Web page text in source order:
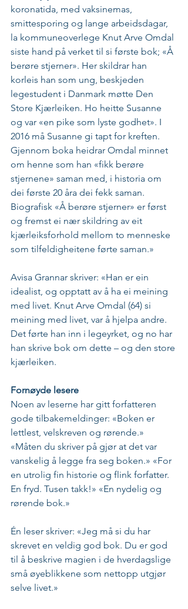
koronatida, med vaksinemas,
smittesporing og lange arbeidsdagar,
la kommuneoverlege Knut Arve Omdal
siste hand på verket til si første bok; «Å
berøre stjerner». Her skildrar han
korleis han som ung, beskjeden
legestudent i Danmark møtte Den
Store Kjærleiken. Ho heitte Susanne
og var «en pike som lyste godhet». I
2016 må Susanne gi tapt for kreften.
Gjennom boka heidrar Omdal minnet
om henne som han «fikk berøre
stjernene» saman med, i historia om
dei første 20 åra dei fekk saman.
Biografisk «Å berøre stjerner» er først
og fremst ei nær skildring av eit
kjærleiksforhold mellom to menneske
som tilfeldigheitene førte saman.»
Avisa Grannar skriver: «Han er ein
idealist, og opptatt av å ha ei meining
med livet. Knut Arve Omdal (64) si
meining med livet, var å hjelpa andre.
Det førte han inn i legeyrket, og no har
han skrive bok om dette – og den store
kjærleiken.
Fornøyde lesere
Noen av leserne har gitt forfatteren
gode tilbakemeldinger: «Boken er
lettlest, velskreven og rørende.»
«Måten du skriver på gjør at det var
vanskelig å legge fra seg boken.» «For
en utrolig fin historie og flink forfatter.
En fryd. Tusen takk!» «En nydelig og
rørende bok.»
Én leser skriver: «Jeg må si du har
skrevet en veldig god bok. Du er god
til å beskrive magien i de hverdagslige
små øyeblikkene som nettopp utgjør
selve livet.»